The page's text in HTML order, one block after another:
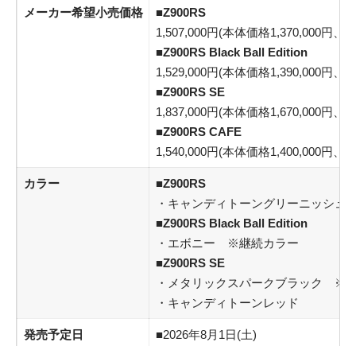
メーカー希望小売価格
■Z900RS
1,507,000円(本体価格1,370,000円、
■Z900RS Black Ball Edition
1,529,000円(本体価格1,390,000円、
■Z900RS SE
1,837,000円(本体価格1,670,000円、
■Z900RS CAFE
1,540,000円(本体価格1,400,000円、
カラー
■Z900RS
・キャンディトーングリーニッシュ
■Z900RS Black Ball Edition
・エボニー ※継続カラー
■Z900RS SE
・メタリックスパークブラック ※
・キャンディトーンレッド
発売予定日
■2026年8月1日(土)